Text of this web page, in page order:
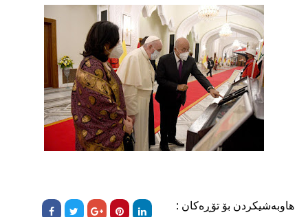
هاوبەشیکردن بۆ تۆڕەکان :